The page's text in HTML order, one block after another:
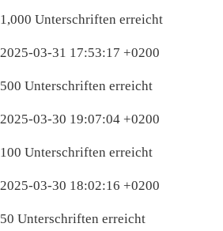
1,000 Unterschriften erreicht
2025-03-31 17:53:17 +0200
500 Unterschriften erreicht
2025-03-30 19:07:04 +0200
100 Unterschriften erreicht
2025-03-30 18:02:16 +0200
50 Unterschriften erreicht